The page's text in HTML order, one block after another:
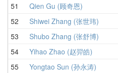
51
Qien Gu (顾奇恩)
52
Shiwei Zhang (张世玮)
53
Shubo Zhang (张舒博)
54
Yihao Zhao (赵羿皓)
55
Yongtao Sun (孙永涛)